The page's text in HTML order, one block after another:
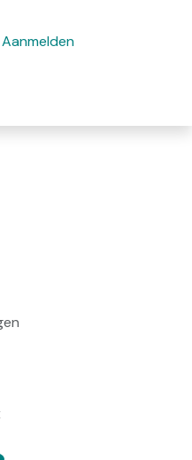
Aanmelden